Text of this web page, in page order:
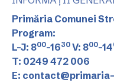
Primăria Comunei
Program:
L-J: 800-1630 V: 800-14
T: 0249 472 006
E: